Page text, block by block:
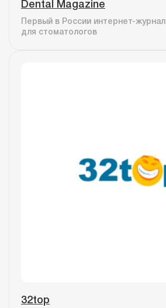
Dental Magazine
Первый в России интернет-журнал
для стоматологов
32top